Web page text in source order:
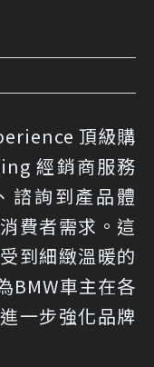
頂級購
經銷商服務
諮詢到產品體
費者需求。這
到細緻溫暖的
BMW車主在各
一步強化品牌